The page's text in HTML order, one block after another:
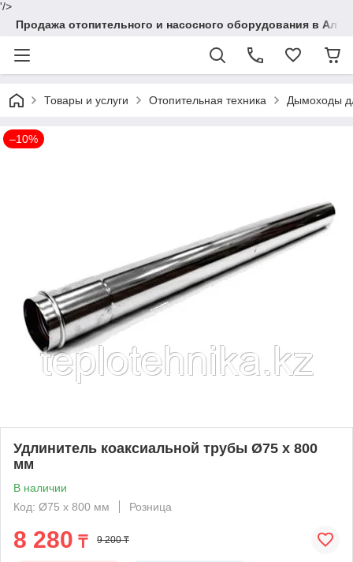
'/>
Продажа отопительного и насосного оборудования в
Товары и услуги Отопительная техника Дымоходы
–10%
Удлинитель коаксиальной трубы Ø75 х 800
мм
В наличии
Код: Ø75 х 800 мм
Розница
8 280 ₸ 9 200 ₸